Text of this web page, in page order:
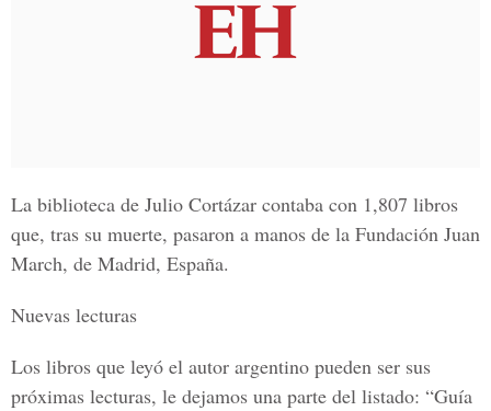
La biblioteca de Julio Cortázar contaba con 1,807 libros
que, tras su muerte, pasaron a manos de la Fundación Juan
March, de Madrid, España.
Nuevas lecturas
Los libros que leyó el autor argentino pueden ser sus
próximas lecturas, le dejamos una parte del listado: “Guía